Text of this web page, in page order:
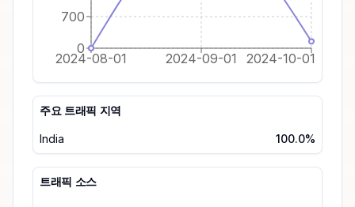
2024-08-01 2024-09-01 2024-10-01
0
700
주요 트래픽 지역
India 100.0%
트래픽 소스